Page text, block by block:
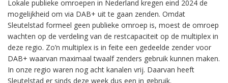
Lokale publieke omroepen in Nederland kregen eind 2024 de
mogelijkheid om via DAB+ uit te gaan zenden. Omdat
Sleutelstad formeel geen publieke omroep is, moest de omroep
wachten op de verdeling van de restcapaciteit op de multiplex in
deze regio. Zo’n multiplex is in feite een gedeelde zender voor
DAB+ waarvan maximaal twaalf zenders gebruik kunnen maken.
In onze regio waren nog acht kanalen vrij. Daarvan heeft
Sleutelstad er sinds deze week dus een in gebruik.